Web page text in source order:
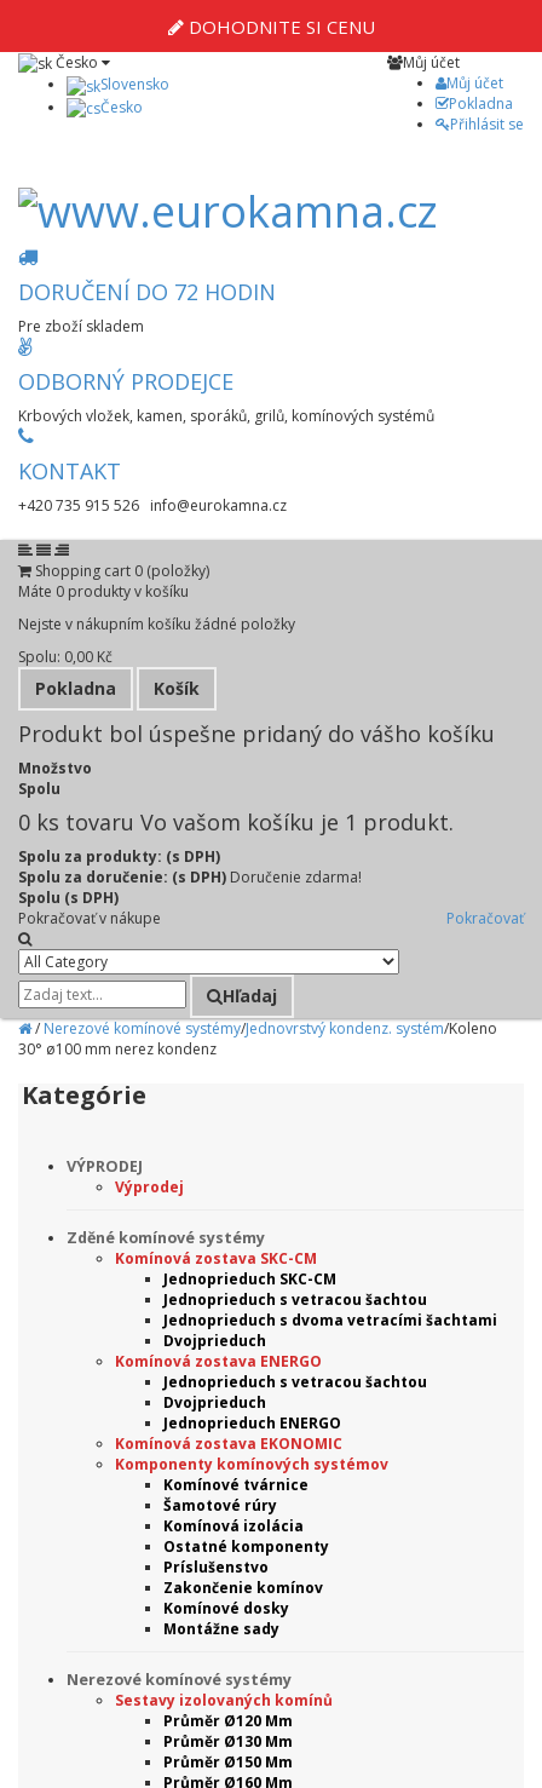
DOHODNITE SI CENU
Můj účet
Můj účet
Pokladna
Přihlásit se
Česko
Slovensko
Česko
DORUČENÍ DO 72 HODIN
Pre zboží skladem
ODBORNÝ PRODEJCE
Krbových vložek, kamen, sporáků, grilů, komínových systémů
KONTAKT
+420 735 915 526 info@eurokamna.cz
Shopping cart 0 (položky)
Máte 0 produkty v košíku
Nejste v nákupním košíku žádné položky
Spolu: 0,00 Kč
Pokladna Košík
Produkt bol úspešne pridaný do vášho košíku
Množstvo
Spolu
0 ks tovaru Vo vašom košíku je 1 produkt.
Spolu za produkty: (s DPH)
Spolu za doručenie: (s DPH) Doručenie zdarma!
Spolu (s DPH)
Pokračovať v nákupe
Pokračovať
Hľadaj
/ Nerezové komínové systémy/Jednovrstvý kondenz. systém/Koleno
30° ø100 mm nerez kondenz
Kategórie
VÝPRODEJ
Výprodej
Zděné komínové systémy
Komínová zostava SKC-CM
Jednoprieduch SKC-CM
Jednoprieduch s vetracou šachtou
Jednoprieduch s dvoma vetracími šachtami
Dvojprieduch
Komínová zostava ENERGO
Jednoprieduch s vetracou šachtou
Dvojprieduch
Jednoprieduch ENERGO
Komínová zostava EKONOMIC
Komponenty komínových systémov
Komínové tvárnice
Šamotové rúry
Komínová izolácia
Ostatné komponenty
Príslušenstvo
Zakončenie komínov
Komínové dosky
Montážne sady
Nerezové komínové systémy
Sestavy izolovaných komínů
Průměr Ø120 Mm
Průměr Ø130 Mm
Průměr Ø150 Mm
Průměr Ø160 Mm